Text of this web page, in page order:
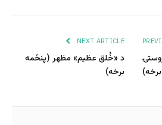
برخه)
NEXT ARTICLE
د «خُلق عظیم» مظهر (پنځمه
برخه)